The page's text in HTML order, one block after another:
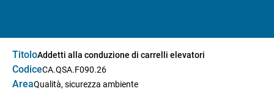
TitoloAddetti alla conduzione di carrelli elevatori
CodiceCA.QSA.F090.26
AreaQualità, sicurezza ambiente